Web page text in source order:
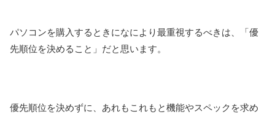
パソコンを購入するときになにより最重視するべきは、「優
先順位を決めること」だと思います。
優先順位を決めずに、あれもこれもと機能やスペックを求め